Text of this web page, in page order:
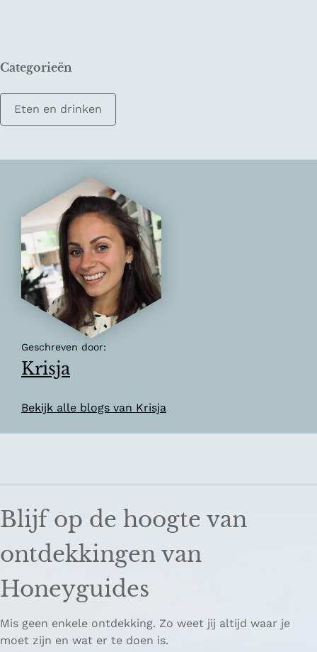
Categorieën
Eten en drinken
Geschreven door:
Krisja
Bekijk alle blogs van Krisja
Blijf op de hoogte van
ontdekkingen van
Honeyguides
Mis geen enkele ontdekking. Zo weet jij altijd waar je
moet zijn en wat er te doen is.